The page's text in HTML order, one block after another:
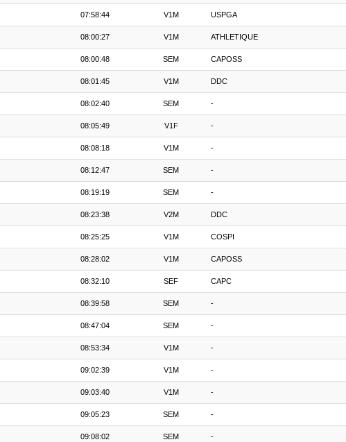
07:58:44 V1M USPGA
08:00:27 V1M ATHLETIQUE
08:00:48 SEM CAPOSS
08:01:45 V1M DDC
08:02:40 SEM -
08:05:49 V1F -
08:08:18 V1M -
08:12:47 SEM -
08:19:19 SEM -
08:23:38 V2M DDC
08:25:25 V1M COSPI
08:28:02 V1M CAPOSS
08:32:10 SEF CAPC
08:39:58 SEM -
08:47:04 SEM -
08:53:34 V1M -
09:02:39 V1M -
09:03:40 V1M -
09:05:23 SEM -
09:08:02 SEM -